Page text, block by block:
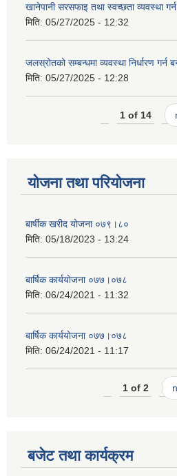
खानेपानी सरसफाइ तथा स्वच्छता व्यवस्था
मिति: 05/27/2025 - 12:32
जलस्रोतको सम्बन्धमा व्यवस्था निर्धारण गर्न
मिति: 05/27/2025 - 12:28
1 of 14
योजना तथा परियोजना
बार्षीक खरीद योजना ०७९।८०
मिति: 05/18/2023 - 13:24
बार्षिक कार्ययाेजना ०७७।०७८
मिति: 06/24/2021 - 11:32
बार्षिक कार्ययाेजना ०७७।०७८
मिति: 06/24/2021 - 11:17
1 of 2
बजेट तथा कार्यक्रम